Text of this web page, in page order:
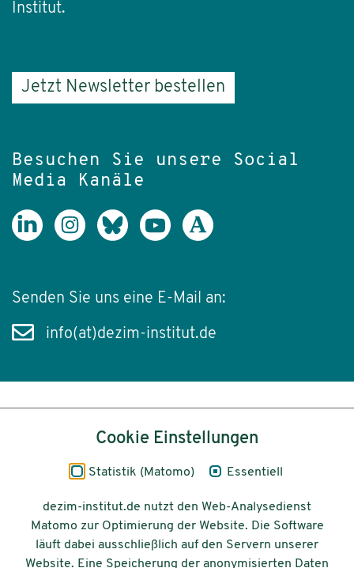
Institut.
Jetzt Newsletter bestellen
Besuchen Sie unsere Social
Media Kanäle
Senden Sie uns eine E-Mail an:
info(at)dezim-institut.de
Impressum
Datenschutz
Barrierefreiheit
Cookie Einstellungen
Statistik (Matomo) Essentiell
dezim-institut.de nutzt den Web-Analysedienst
Matomo zur Optimierung der Website. Die Software
läuft dabei ausschließlich auf den Servern unserer
Website. Eine Speicherung der anonymisierten Daten